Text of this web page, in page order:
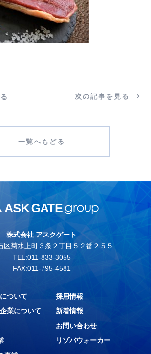
次の記事を見る
一覧へもどる
株式会社 アスクゲート
区菊水上町３条２丁目５２番２５５
TEL:011-833-3055
FAX:011-795-4581
ついて
業について
採用情報
新着情報
お問い合わせ
リゾバウォーカー